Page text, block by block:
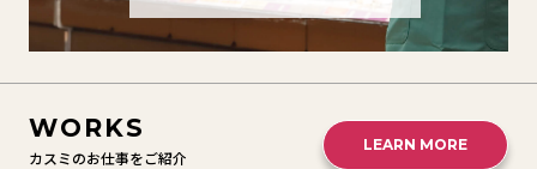
WORKS
カスミのお仕事をご紹介
LEARN MORE